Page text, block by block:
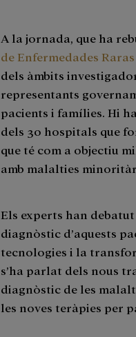
A la jornada, que ha
de Enfermedades Raras
dels àmbits
representants
pacients i famílies. Hi
dels 30 hospitals que
que té com a objectiu
amb malalties
Els experts han
diagnòstic d’aquests
tecnologies i la
s’ha parlat dels nous
diagnòstic de les
les noves teràpies per